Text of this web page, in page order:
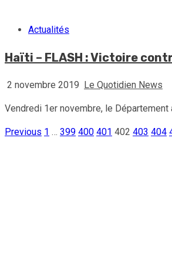
Actualités
Haïti – FLASH : Victoire
2 novembre 2019 Le Quotidien News
Vendredi 1er novembre, le
Pagination
Previous 1 … 399 400 401 402 403 404